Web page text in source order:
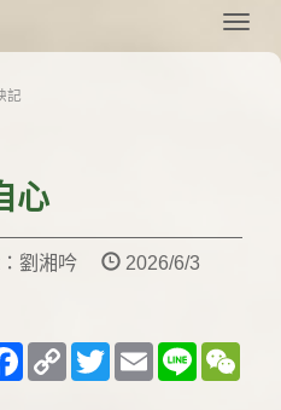
記
心
劉湘吟
2026/6/3
Facebook
Copy
Link
TwitterEmailLine